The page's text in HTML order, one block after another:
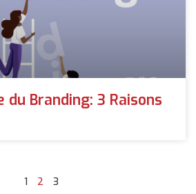
du Branding: 3 Raisons
1 2 3